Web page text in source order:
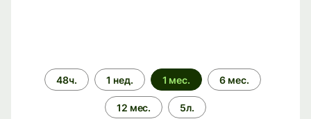
Период
времени
48ч. 1 нед. 1 мес. 6 мес.
12 мес. 5л.